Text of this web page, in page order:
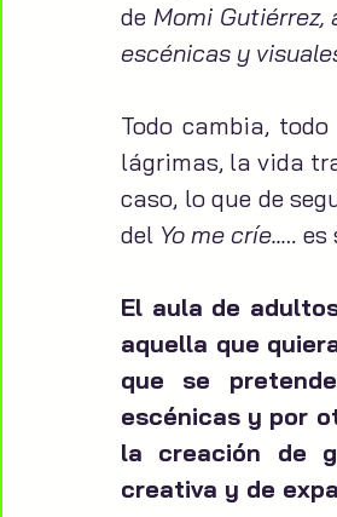
de Momi
escénicas y
Todo cambia,
lágrimas, la vida
caso, lo que de
del Yo me críe..… es
El aula de
aquella que
que se
escénicas y por
la creación de
creativa y de